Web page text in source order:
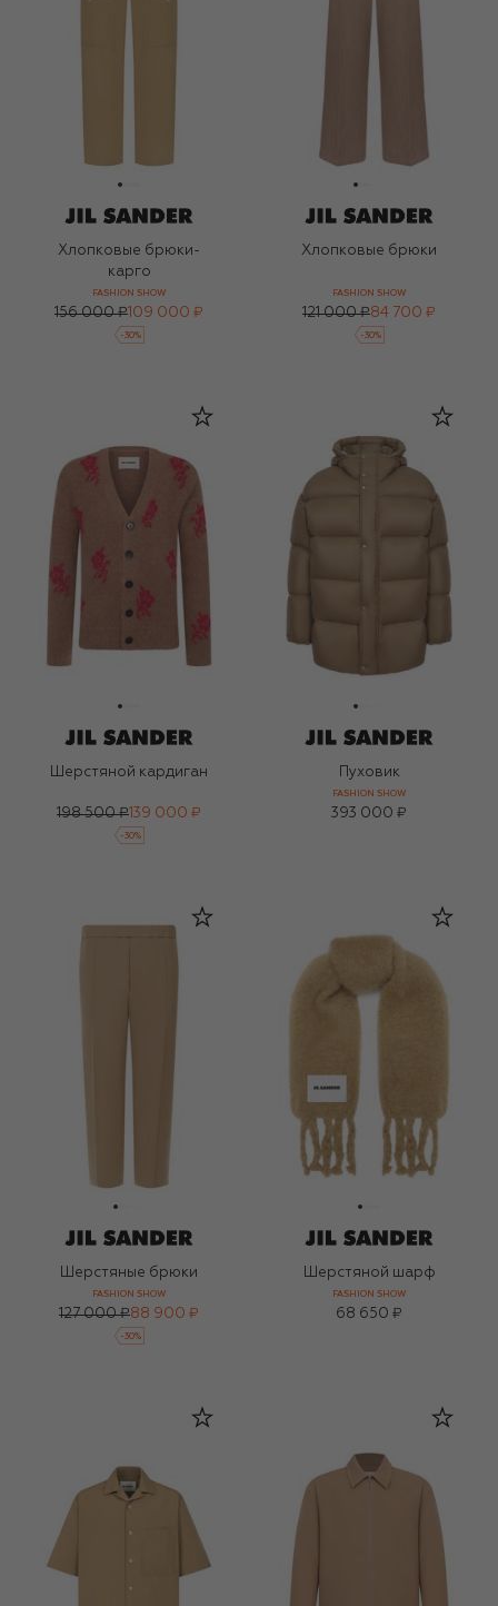
Хлопковые брюки-
карго
FASHION SHOW
156 000 ₽ 109 000 ₽
-30%
Хлопковые брюки
FASHION SHOW
121 000 ₽84 700 ₽
-30%
Шерстяной кардиган
198 500 ₽ 139 000 ₽
-30%
Пуховик
FASHION SHOW
393 000 ₽
Шерстяные брюки
FASHION SHOW
127 000 ₽88 900 ₽
-30%
Шерстяной шарф
FASHION SHOW
68 650 ₽